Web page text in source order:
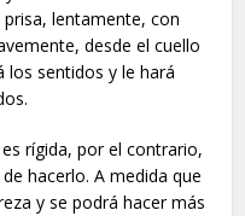
lentamente, con
desde el cuello
los sentidos y le hará
rígida, por el contrario,
hacerlo. A medida que
y se podrá hacer más